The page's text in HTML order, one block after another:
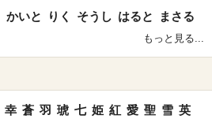
かいと りく そうし はると まさる
もっと見る...
幸 蒼 羽 琥 七 姫 紅 愛 聖 雪 英